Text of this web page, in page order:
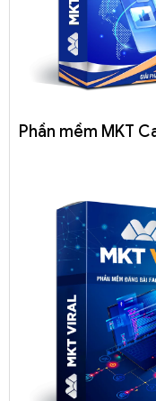
Phần mềm MKT